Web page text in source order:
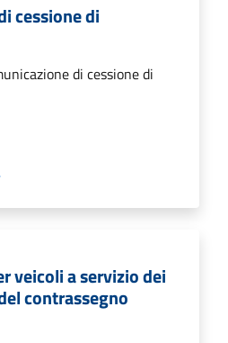
cessione di
di cessione di
veicoli a servizio dei
contrassegno